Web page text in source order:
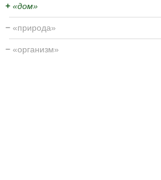
+ «дом»
− «природа»
− «организм»